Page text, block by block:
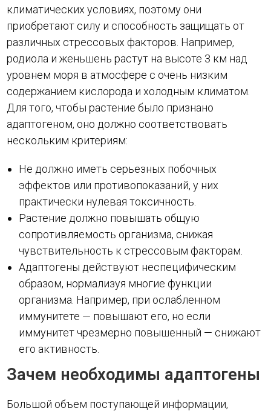
климатических условиях, поэтому они
приобретают силу и способность защищать от
различных стрессовых факторов. Например,
родиола и женьшень растут на высоте 3 км над
уровнем моря в атмосфере с очень низким
содержанием кислорода и холодным климатом.
Для того, чтобы растение было признано
адаптогеном, оно должно соответствовать
нескольким критериям:
Не должно иметь серьезных побочных
эффектов или противопоказаний, у них
практически нулевая токсичность.
Растение должно повышать общую
сопротивляемость организма, снижая
чувствительность к стрессовым факторам.
Адаптогены действуют неспецифическим
образом, нормализуя многие функции
организма. Например, при ослабленном
иммунитете — повышают его, но если
иммунитет чрезмерно повышенный — снижают
его активность.
Зачем необходимы адаптогены
Большой объем поступающей информации,